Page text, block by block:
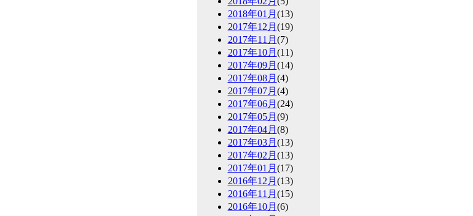
2018年01月 (13)
2017年12月 (19)
2017年11月 (7)
2017年10月 (11)
2017年09月 (14)
2017年08月 (4)
2017年07月 (4)
2017年06月 (24)
2017年05月 (9)
2017年04月 (8)
2017年03月 (13)
2017年02月 (13)
2017年01月 (17)
2016年12月 (13)
2016年11月 (15)
2016年10月 (6)